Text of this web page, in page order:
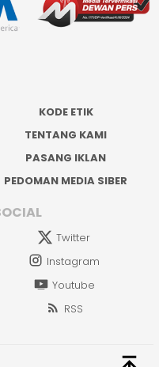
KODE ETIK
TENTANG KAMI
PASANG IKLAN
PEDOMAN MEDIA SIBER
Twitter
Instagram
Youtube
RSS